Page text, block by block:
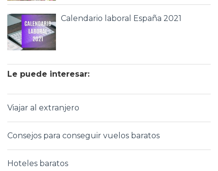
Calendario laboral España 2021
Le puede interesar:
Viajar al extranjero
Consejos para conseguir vuelos baratos
Hoteles baratos